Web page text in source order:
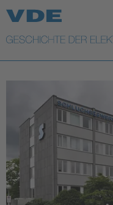
Top Themen
Weitere Themen